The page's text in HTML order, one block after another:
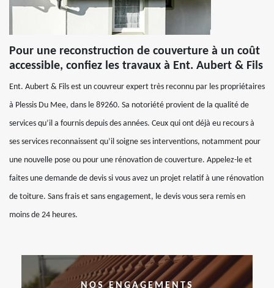
Pour une reconstruction de couverture à un coût
accessible, confiez les travaux à Ent. Aubert & Fils
Ent. Aubert & Fils est un couvreur expert très reconnu par les propriétaires
à Plessis Du Mee, dans le 89260. Sa notoriété provient de la qualité de
services qu’il a fournis depuis des années. Ceux qui ont déjà eu recours à
ses services reconnaissent qu’il soigne ses interventions, notamment pour
une nouvelle pose ou pour une rénovation de couverture. Appelez-le et
faites une demande de devis si vous avez un projet relatif à une rénovation
de toiture. Sans frais et sans engagement, le devis vous sera remis en
moins de 24 heures.
NOS ENGAGEMENTS